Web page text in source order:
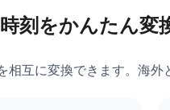
刻をかんたん変
互に変換できます。海外